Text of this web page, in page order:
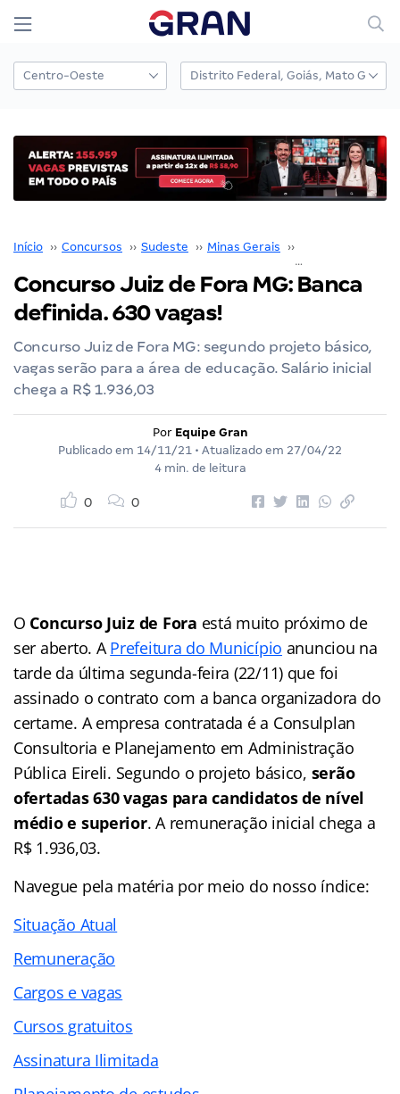
Início ›› Concursos ›› Sudeste ›› Minas Gerais ››
Concurso Juiz de Fora MG: Banca
definida. 630 vagas!
Concurso Juiz de Fora MG: segundo projeto básico,
vagas serão para a área de educação. Salário inicial
chega a R$ 1.936,03
Por Equipe Gran
Publicado em 14/11/21 • Atualizado em 27/04/22
4 min. de leitura
0 0
O Concurso Juiz de Fora está muito próximo de
ser aberto. APrefeitura do Município anunciou na
tarde da última segunda-feira (22/11) que foi
assinado o contrato com a banca organizadora do
certame. A empresa contratada é a Consulplan
Consultoria e Planejamento em Administração
Pública Eireli. Segundo o projeto básico, serão
ofertadas 630 vagas para candidatos de nível
médio e superior. A remuneração inicial chega a
R$ 1.936,03.
Navegue pela matéria por meio do nosso índice:
Situação Atual
Remuneração
Cargos e vagas
Cursos gratuitos
Assinatura Ilimitada